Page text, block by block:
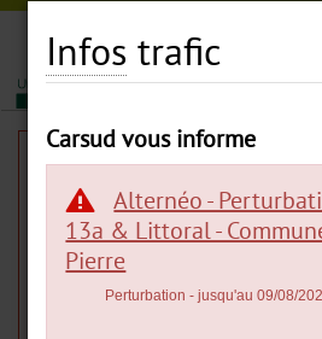
Carsud
Infostrafic
Infos trafic
Carsud vous informe
Alternéo -
13a & Littoral -
Pierre
Perturbation- jusqu'au 09/08/